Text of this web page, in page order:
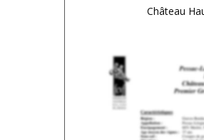
Château